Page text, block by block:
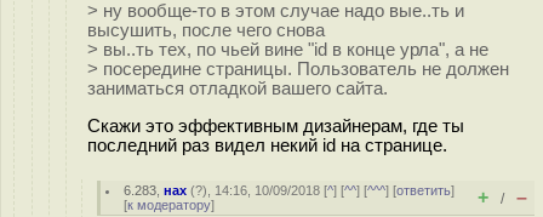
> ну вообще-то в этом случае надо вые..ть и
высушить, после чего снова
> вы..ть тех, по чьей вине "id в конце урла", а не
> посередине страницы. Пользователь не должен
заниматься отладкой вашего сайта.
Скажи это эффективным дизайнерам, где ты
последний раз видел некий id на странице.
6.283 ,нах (?), 14:16, 10/09/2018 [^] [^^] [^^^] [ответить]
[к модератору] + / –